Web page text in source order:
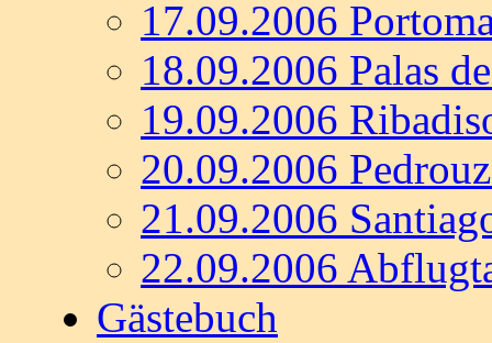
17.09.2006
18.09.2006 Palas
19.09.2006
20.09.2006
21.09.2006
22.09.2006
Gästebuch